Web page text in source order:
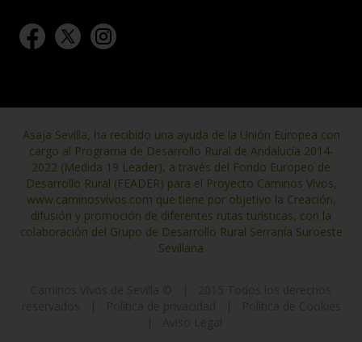
Asaja Sevilla, ha recibido una ayuda de la Unión Europea con
cargo al Programa de Desarrollo Rural de Andalucía 2014-
2022 (Medida 19 Leader), a través del Fondo Europeo de
Desarrollo Rural (FEADER) para el Proyecto Caminos Vivos,
www.caminosvivos.com que tiene por objetivo la Creación,
difusión y promoción de diferentes rutas turísticas, con la
colaboración del Grupo de Desarrollo Rural Serranía Suroeste
Sevillana